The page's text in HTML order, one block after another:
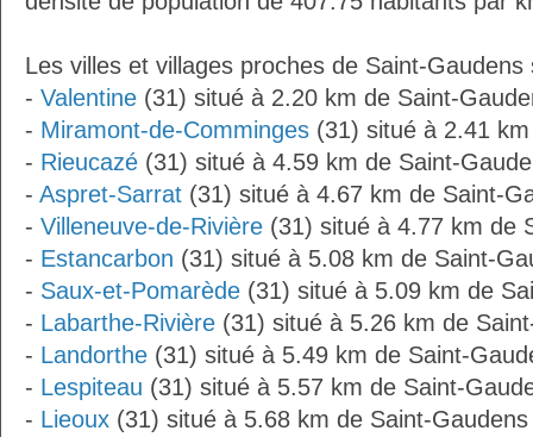
Les villes et villages proches de Saint-Gaudens
- Valentine (31) situé à 2.20 km de Saint-
- Miramont-de-Comminges (31) situé à 2.41
- Rieucazé (31) situé à 4.59 km de Saint-
- Aspret-Sarrat (31) situé à 4.67 km de Saint-
- Villeneuve-de-Rivière (31) situé à 4.77 km de
- Estancarbon (31) situé à 5.08 km de Saint-
- Saux-et-Pomarède (31) situé à 5.09 km de
- Labarthe-Rivière (31) situé à 5.26 km de
- Landorthe (31) situé à 5.49 km de Saint-
- Lespiteau (31) situé à 5.57 km de Saint-
- Lieoux (31) situé à 5.68 km de Saint-Gaudens